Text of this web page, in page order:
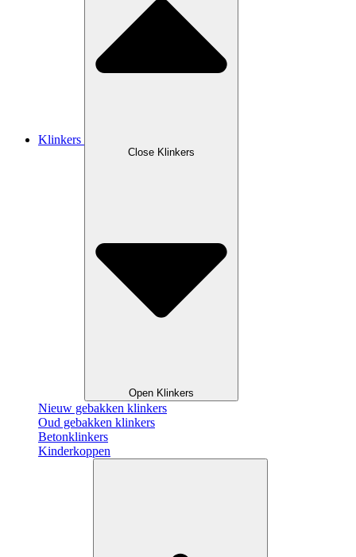
Klinkers
Close Klinkers
Open Klinkers
Nieuw gebakken klinkers
Oud gebakken klinkers
Betonklinkers
Kinderkoppen